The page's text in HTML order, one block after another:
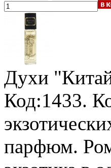
Духи
Код:1433.
парфюм.